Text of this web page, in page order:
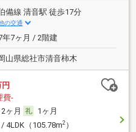
備線 清音駅 徒歩17分
の交通
年7ヶ月 / 2階建
山県総社市清音柿木
費-
2ヶ月
1ヶ月
/ 4LDK（105.78m2）